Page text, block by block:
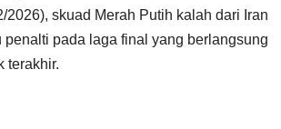
2026), skuad Merah Putih kalah dari Iran
penalti pada laga final yang berlangsung
terakhir.